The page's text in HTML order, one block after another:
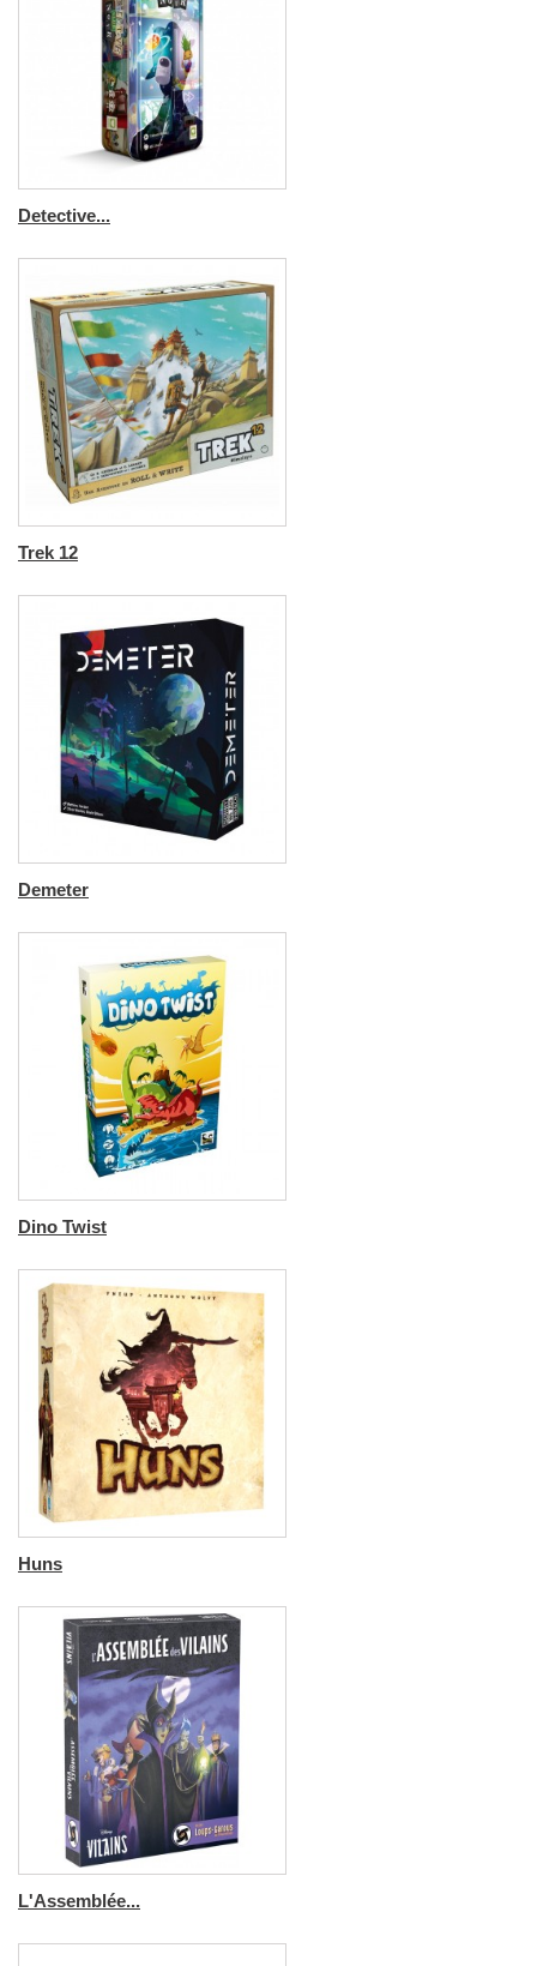
Detective...
Trek 12
Demeter
Dino Twist
Huns
L'Assemblée...